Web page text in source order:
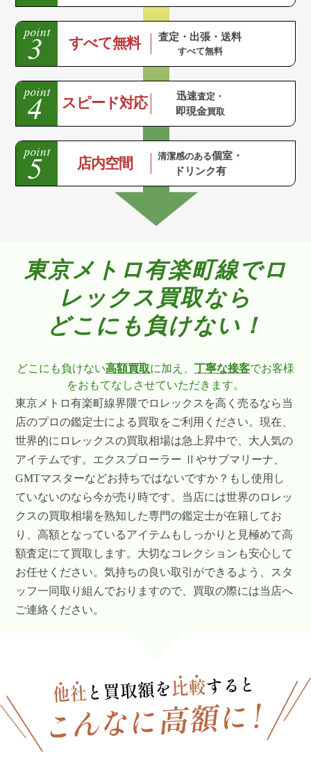
すべて無料 査定・出張・送料
すべて無料
スピード対応 迅速査定・
即現金買取
店内空間 清潔感のある個室・
ドリンク有
東京メトロ有楽町線でロ
レックス買取なら
どこにも負けない！
どこにも負けない高額買取に加え、 丁寧な接客でお客様
をおもてなしさせていただきます。
東京メトロ有楽町線界隈でロレックスを高く売るなら当
店のプロの鑑定士による買取をご利用ください。現在、
世界的にロレックスの買取相場は急上昇中で、大人気の
アイテムです。エクスプローラー Ⅱやサブマリーナ、
GMTマスターなどお持ちではないですか？もし使用し
ていないのなら今が売り時です。当店には世界のロレッ
クスの買取相場を熟知した専門の鑑定士が在籍してお
り、高額となっているアイテムもしっかりと見極めて高
額査定にて買取します。大切なコレクションも安心して
お任せください。気持ちの良い取引ができるよう、スタ
ッフ一同取り組んでおりますので、買取の際には当店へ
ご連絡ください。